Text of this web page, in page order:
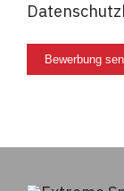
Bewerbung